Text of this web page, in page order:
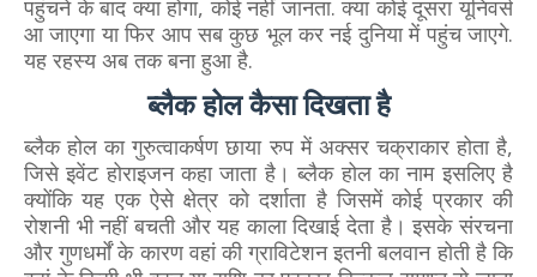
पहुंचने के बाद क्या होगा, कोई नहीं जानता. क्या कोई दूसरा यूनिवर्स
आ जाएगा या फिर आप सब कुछ भूल कर नई दुनिया में पहुंच जाएगे.
यह रहस्य अब तक बना हुआ है.
ब्लैक होल कैसा दिखता है
ब्लैक होल का गुरुत्वाकर्षण छाया रुप में अक्सर चक्राकार होता है,
जिसे इवेंट होराइजन कहा जाता है। ब्लैक होल का नाम इसलिए है
क्योंकि यह एक ऐसे क्षेत्र को दर्शाता है जिसमें कोई प्रकार की
रोशनी भी नहीं बचती और यह काला दिखाई देता है। इसके संरचना
और गुणधर्मों के कारण वहां की ग्राविटेशन इतनी बलवान होती है कि